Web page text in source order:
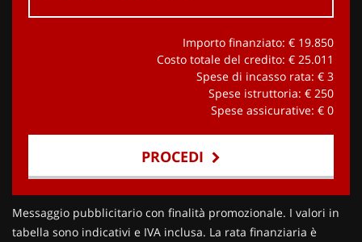
Importo finanziato: € 19.850
Costo totale del credito: € 25.011
Spese di incasso rata: € 3
Spese istruttoria: € 250
Spese assicurative: € 0
PROCEDI
Contattaci
Messaggio pubblicitario con finalità promozionale. I valori in
tabella sono indicativi e IVA inclusa. La rata finanziaria è